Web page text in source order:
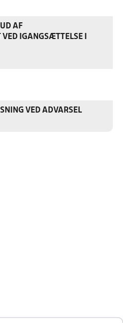
AF
IGANGSÆTTELSE I
VED ADVARSEL